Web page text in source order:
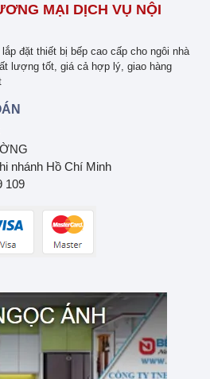
MẠI DỊCH VỤ NỘI
đặt thiết bị bếp cao cấp cho ngôi nhà
lượng tốt, giá cả hợp lý, giao hàng
nhánh Hồ Chí Minh
109